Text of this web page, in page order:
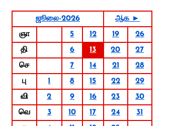
ஜூலை-2026
ஆக ►
ஞா
5 12 19
26
தி
6 13 20
27
செ
7 14 21
28
பு
1 8 15 22
29
வி
2 9 16 23
30
வெ
3 10 17 24
31